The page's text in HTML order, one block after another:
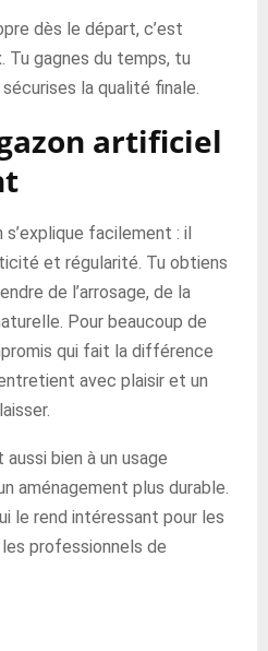
dès le départ, c’est
Tu gagnes du temps, tu
la qualité finale.
artificiel
facilement : il
et régularité. Tu obtiens
de l’arrosage, de la
Pour beaucoup de
qui fait la différence
avec plaisir et un
bien à un usage
aménagement plus durable.
le rend intéressant pour les
professionnels de